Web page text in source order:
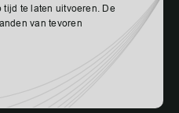
tijd te laten uitvoeren. De
van tevoren